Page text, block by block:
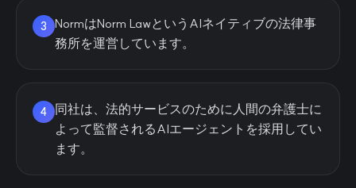
3
NormはNorm LawというAIネイティブの法律事
務所を運営しています。
4
同社は、法的サービスのために人間の弁護士に
よって監督されるAIエージェントを採用してい
ます。